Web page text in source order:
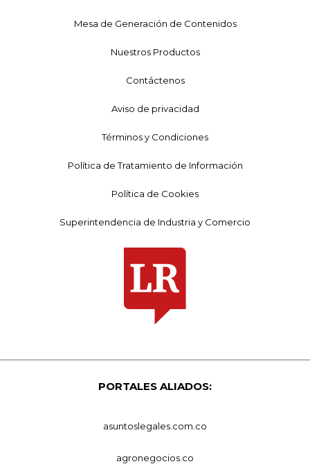
Mesa de Generación de Contenidos
Nuestros Productos
Contáctenos
Aviso de privacidad
Términos y Condiciones
Política de Tratamiento de Información
Política de Cookies
Superintendencia de Industria y Comercio
PORTALES ALIADOS:
asuntoslegales.com.co
agronegocios.co